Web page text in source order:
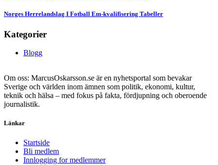
Norges Herrelandslag I Fotball Em-kvalifisering Tabeller
Kategorier
Blogg
Om oss: MarcusOskarsson.se är en nyhetsportal som bevakar
Sverige och världen inom ämnen som politik, ekonomi, kultur,
teknik och hälsa – med fokus på fakta, fördjupning och oberoende
journalistik.
Länkar
Startside
Bli medlem
Innlogging for medlemmer